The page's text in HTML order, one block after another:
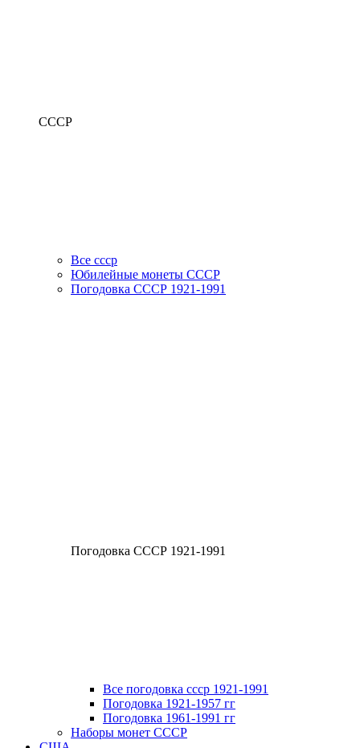
СССР
Все ссср
Юбилейные монеты СССР
Погодовка СССР 1921-1991
Погодовка СССР 1921-1991
Все погодовка ссср 1921-1991
Погодовка 1921-1957 гг
Погодовка 1961-1991 гг
Наборы монет СССР